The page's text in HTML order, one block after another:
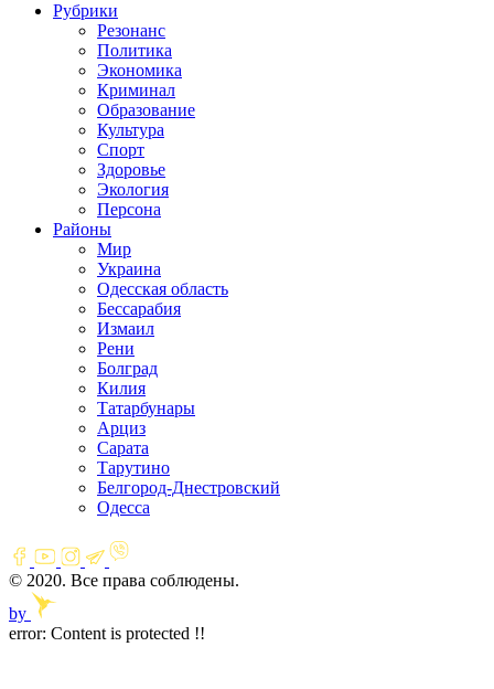
Рубрики
Резонанс
Политика
Экономика
Криминал
Образование
Культура
Спорт
Здоровье
Экология
Персона
Районы
Мир
Украина
Одесская область
Бессарабия
Измаил
Рени
Болград
Килия
Татарбунары
Арциз
Сарата
Тарутино
Белгород-Днестровский
Одесса
© 2020. Все права соблюдены.
by
error: Content is protected !!